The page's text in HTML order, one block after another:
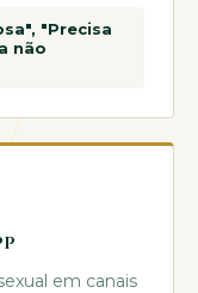
"Precisa
não
em canais